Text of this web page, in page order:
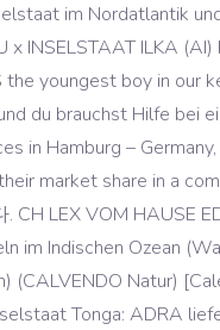
im Nordatlantik
x INSELSTAAT ILKA
youngest boy in
du brauchst Hilfe bei
in Hamburg –
market share in a
LEX VOM HAUSE
im Indischen Ozean
(CALVENDO Natur)
Tonga: ADRA